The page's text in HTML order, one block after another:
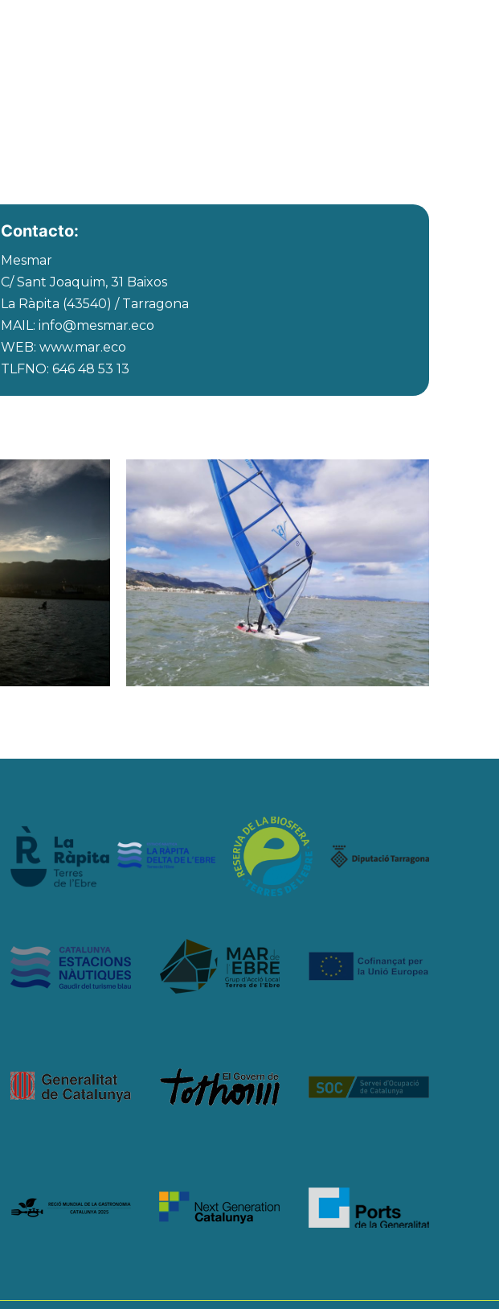
Contacto:
Mesmar
C/ Sant Joaquim, 31 Baixos
La Ràpita (43540) / Tarragona
MAIL: info@mesmar.eco
WEB: www.mar.eco
TLFNO: 646 48 53 13